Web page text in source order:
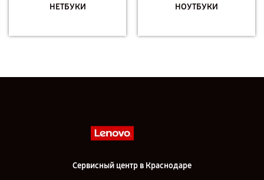
НЕТБУКИ НОУТБУКИ
Сервисный центр в Краснодаре